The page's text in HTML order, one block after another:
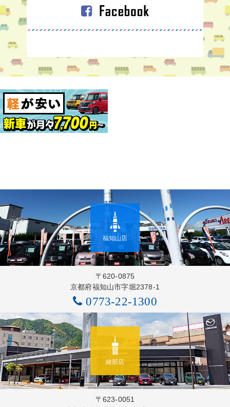
福知山店
〒620-0875
京都府福知山市字堀2378-1
0773-22-1300
綾部店
〒623-0051